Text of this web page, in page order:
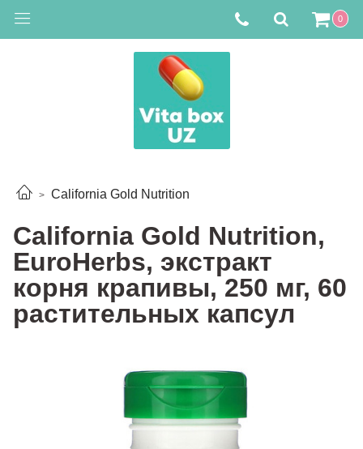
0
California Gold Nutrition
California Gold Nutrition,
EuroHerbs, экстракт
корня крапивы, 250 мг, 60
растительных капсул